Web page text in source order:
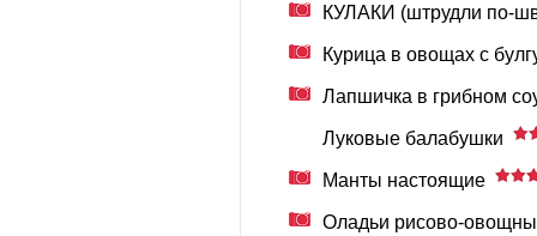
КУЛАКИ (штрудли по-
Курица в овощах с
Лапшичка в грибном
Луковые балабушки
Манты настоящие
Оладьи рисово-